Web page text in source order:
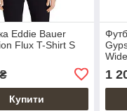
Eddie Bauer
Flux T-Shirt S
Купити
1